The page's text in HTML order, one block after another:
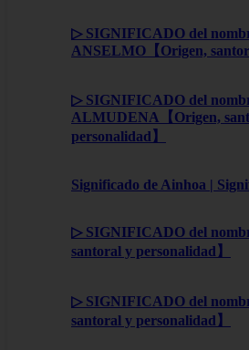
▷ SIGNIFICADO del
ANSELMO【Origen,
▷ SIGNIFICADO del
ALMUDENA【Origen,
personalidad】
Significado de Ainhoa |
▷ SIGNIFICADO del
santoral y personalidad】
▷ SIGNIFICADO del
santoral y personalidad】